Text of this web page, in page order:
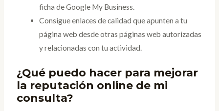
ficha de Google My Business.
Consigue enlaces de calidad que apunten a tu
página web desde otras páginas web autorizadas
y relacionadas con tu actividad.
¿Qué puedo hacer para mejorar
la reputación online de mi
consulta?